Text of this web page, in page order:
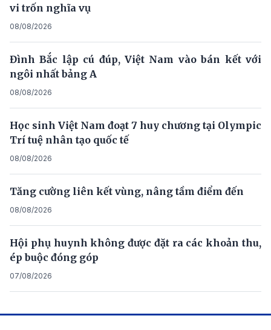
vi trốn nghĩa vụ
08/08/2026
Đình Bắc lập cú đúp, Việt Nam vào bán kết với
ngôi nhất bảng A
08/08/2026
Học sinh Việt Nam đoạt 7 huy chương tại Olympic
Trí tuệ nhân tạo quốc tế
08/08/2026
Tăng cường liên kết vùng, nâng tầm điểm đến
08/08/2026
Hội phụ huynh không được đặt ra các khoản thu,
ép buộc đóng góp
07/08/2026